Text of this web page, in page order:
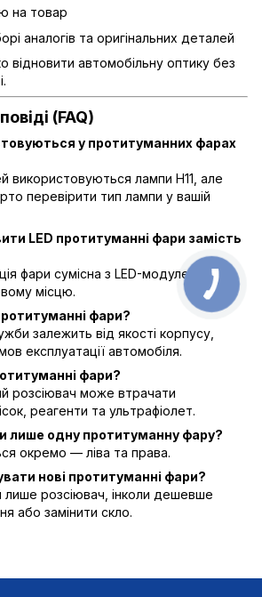
на товар
аналогів та оригінальних деталей
відновити автомобільну оптику без
(FAQ)
у протитуманних фарах
використовуються лампи H11, але
перевірити тип лампи у вашій
LED протитуманні фари замість
фари сумісна з LED-модулем та
місцю.
фари?
залежить від якості корпусу,
експлуатації автомобіля.
фари?
розсіювач може втрачати
реагенти та ультрафіолет.
лише одну протитуманну фару?
окремо — ліва та права.
нові протитуманні фари?
розсіювач, інколи дешевше
або замінити скло.